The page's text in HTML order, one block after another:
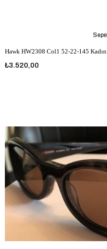
Hawk HW2308 Col1 52-22-145
₺3.520,00